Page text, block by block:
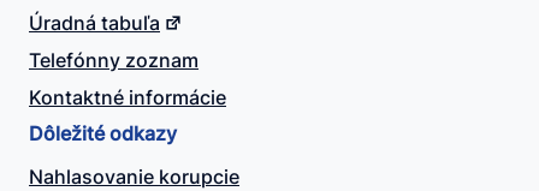
Úradná tabuľa
Telefónny zoznam
Kontaktné informácie
Dôležité odkazy
Nahlasovanie korupcie